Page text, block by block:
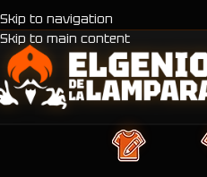
Skip to navigation
Skip to main content